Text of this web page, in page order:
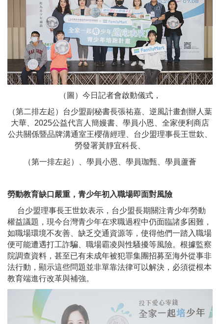
（圖）今日記者會啟動儀式，
（第二排左起）台少盟副秘書長張祐嘉、逆風計畫創辦人葉
大華、2025公益代言人簡嫚書、學員小恩、全家便利商店
公共關係暨品牌溝通室王櫻蒨經理、台少盟理事長王世欽、
勞發署黃靜宜科長、
（第一排左起）、學員小恩、學員珈甄、學員蘆薈
勞動教育缺口嚴重，青少年初入職場即面對風險
台少盟理事長王世欽表示，台少盟長期關注青少年勞動
權益議題，現今台灣青少年在求職過程中仍面臨諸多困難，
如職場環境不友善、缺乏交通資源等，使得他們一踏入職場
便可能遭遇打工詐騙、職場霸凌與性騷擾等風險。根據監察
院調查資料，甚至已有未成年被犯罪集團招募至海外從事非
法行動，顯示這些問題並非單靠法律可以解決，必須從根本
教育端進行改革與補強。